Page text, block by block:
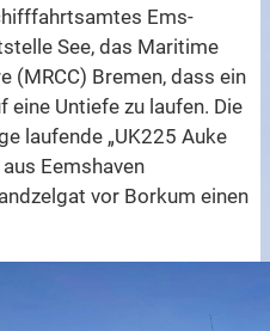
Ems-
See, das Maritime
(MRCC) Bremen, dass ein
eine Untiefe zu laufen. Die
laufende „UK225 Auke
Eemshaven
vor Borkum einen